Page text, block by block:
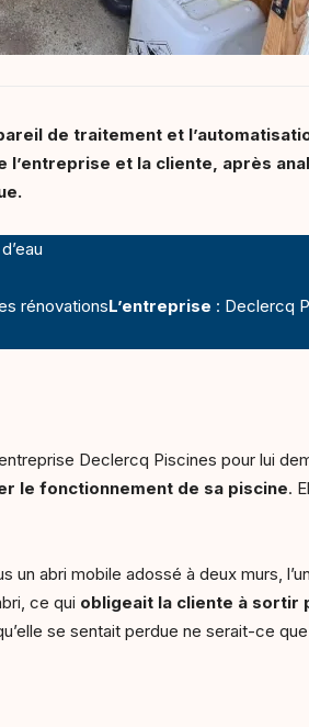
de traitement et
et la cliente, après
rénovationsL’entreprise : Declercq
Declercq Piscines pour lui
le fonctionnement de sa piscine.
abri mobile adossé à deux murs,
ce qui obligeait la cliente à sortir
se sentait perdue ne serait-ce